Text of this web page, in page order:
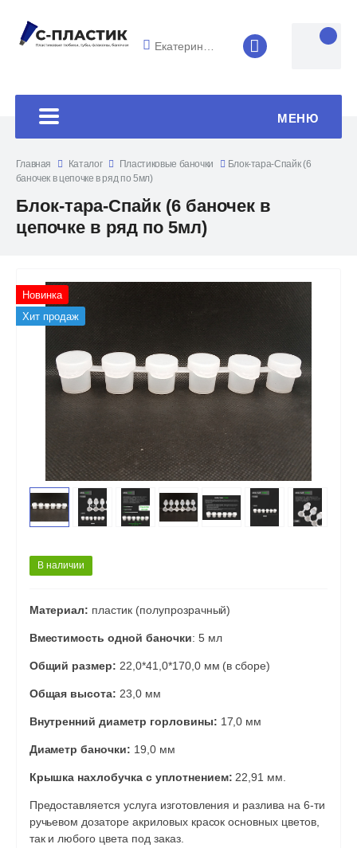
Екатеринбург 8 (4852) 33-
МЕНЮ
Главная Каталог Пластиковые баночки
Блок-тара-Спайк (6
баночек в цепочке в ряд по 5мл)
Блок-тара-Спайк (6 баночек в
цепочке в ряд по 5мл)
Новинка
Хит продаж
В наличии
Материал: пластик (полупрозрачный)
Вместимость одной баночки: 5 мл
Общий размер:22,0*41,0*170,0 мм (в сборе)
Общая высота: 23,0 мм
Внутренний диаметр горловины: 17,0 мм
Диаметр баночки: 19,0 мм
Крышка нахлобучка с уплотнением: 22,91 мм.
Предоставляется услуга изготовления и разлива на 6-ти
ручьевом дозаторе акриловых красок основных цветов,
так и любого цвета под заказ.